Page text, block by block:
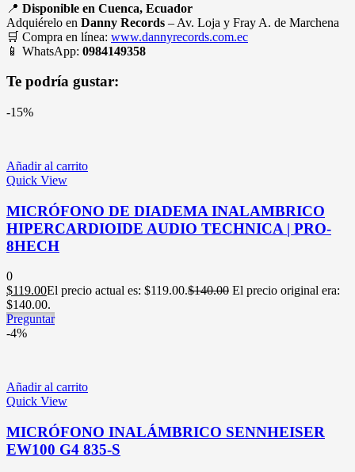
📍 Disponible en Cuenca, Ecuador
Adquiérelo en Danny Records – Av. Loja y Fray A. de Marchena
🛒 Compra en línea: www.dannyrecords.com.ec
📱 WhatsApp: 0984149358
Te podría gustar:
-15%
Añadir al carrito
Quick View
MICRÓFONO DE DIADEMA INALAMBRICO
HIPERCARDIOIDE AUDIO TECHNICA | PRO-
8HECH
0
$119.00El precio actual es: $119.00.$140.00 El precio original era:
$140.00.
Preguntar
-4%
Añadir al carrito
Quick View
MICRÓFONO INALÁMBRICO SENNHEISER
EW100 G4 835-S